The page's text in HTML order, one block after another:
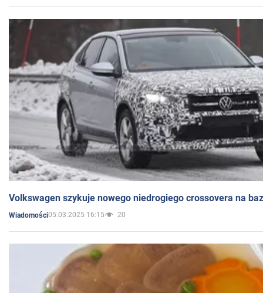
Volkswagen szykuje nowego niedrogiego crossovera na
Wiadomości05.03.2025 16:15 20